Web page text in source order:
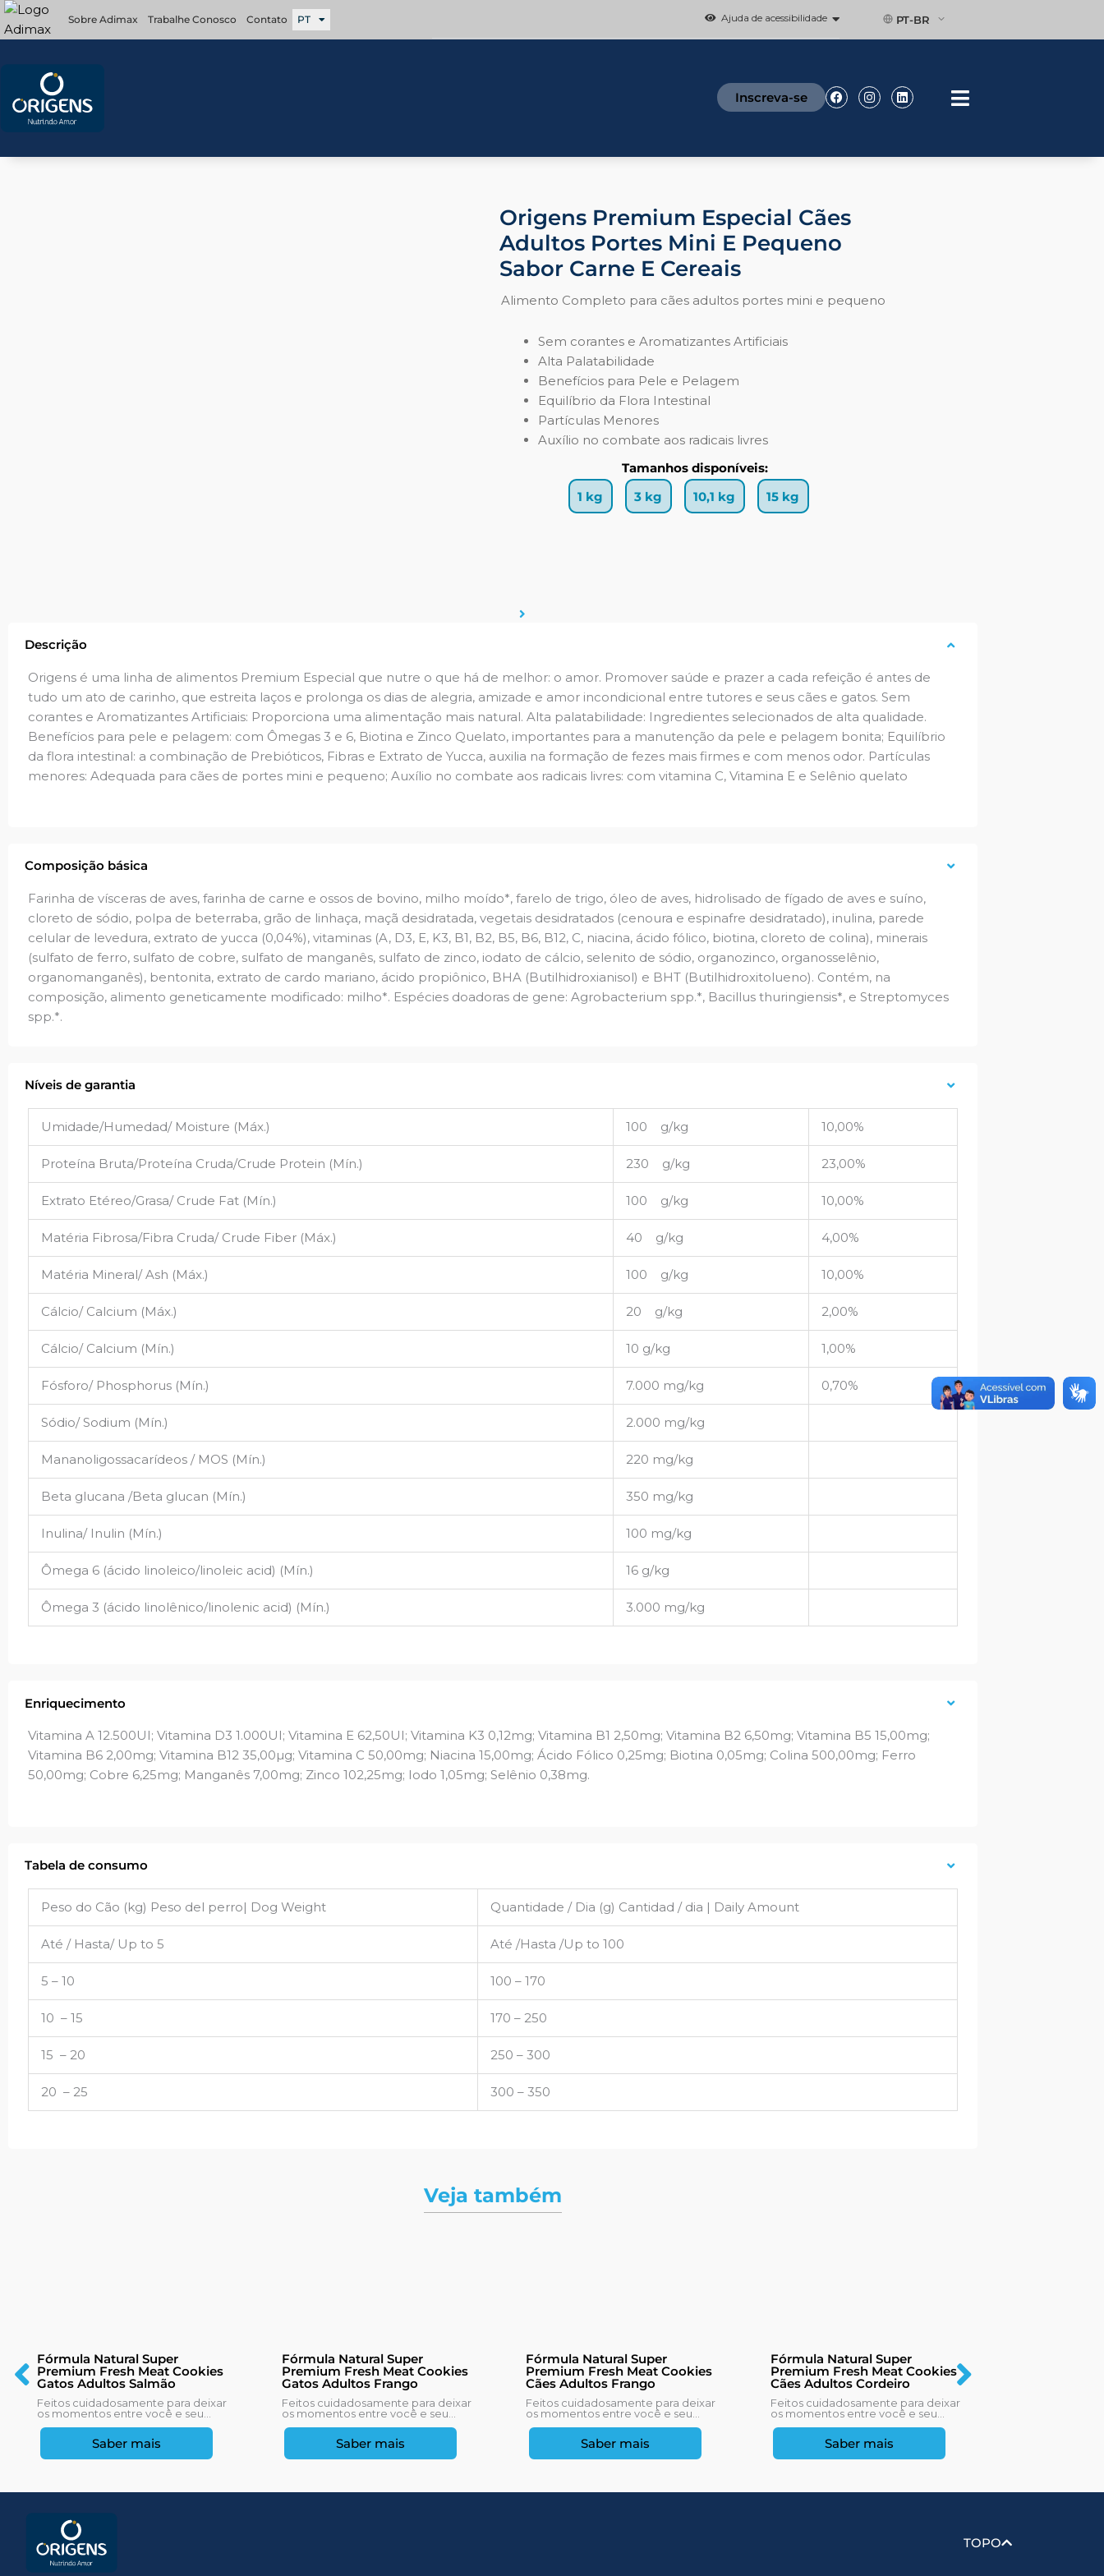
Ir
para
Sobre Adimax Trabalhe Conosco Contato PT Ajuda de acessibilidade PT-BR
Inscreva-se Facebook
InstagramLinkedin
Origens Premium Especial Cães
Adultos Portes Mini E Pequeno
Sabor Carne E Cereais
Alimento Completo para cães adultos portes mini e pequeno
Sem corantes e Aromatizantes Artificiais
Alta Palatabilidade
Benefícios para Pele e Pelagem
Equilíbrio da Flora Intestinal
Partículas Menores
Auxílio no combate aos radicais livres
Tamanhos disponíveis:
1 kg
3 kg 10,1 kg 15 kg
Descrição
Origens é uma linha de alimentos Premium Especial que nutre o que há de melhor: o amor. Promover saúde e prazer a cada refeição é antes de
tudo um ato de carinho, que estreita laços e prolonga os dias de alegria, amizade e amor incondicional entre tutores e seus cães e gatos. Sem
corantes e Aromatizantes Artificiais: Proporciona uma alimentação mais natural. Alta palatabilidade: Ingredientes selecionados de alta qualidade.
Benefícios para pele e pelagem: com Ômegas 3 e 6, Biotina e Zinco Quelato, importantes para a manutenção da pele e pelagem bonita; Equilíbrio
da flora intestinal: a combinação de Prebióticos, Fibras e Extrato de Yucca, auxilia na formação de fezes mais firmes e com menos odor. Partículas
menores: Adequada para cães de portes mini e pequeno; Auxílio no combate aos radicais livres: com vitamina C, Vitamina E e Selênio quelato
Composição básica
Farinha de vísceras de aves, farinha de carne e ossos de bovino, milho moído*, farelo de trigo, óleo de aves, hidrolisado de fígado de aves e suíno,
cloreto de sódio, polpa de beterraba, grão de linhaça, maçã desidratada, vegetais desidratados (cenoura e espinafre desidratado), inulina, parede
celular de levedura, extrato de yucca (0,04%), vitaminas (A, D3, E, K3, B1, B2, B5, B6, B12, C, niacina, ácido fólico, biotina, cloreto de colina), minerais
(sulfato de ferro, sulfato de cobre, sulfato de manganês, sulfato de zinco, iodato de cálcio, selenito de sódio, organozinco, organosselênio,
organomanganês), bentonita, extrato de cardo mariano, ácido propiônico, BHA (Butilhidroxianisol) e BHT (Butilhidroxitolueno). Contém, na
composição, alimento geneticamente modificado: milho*. Espécies doadoras de gene: Agrobacterium spp.*, Bacillus thuringiensis*, e Streptomyces
spp.*.
Níveis de garantia
Umidade/Humedad/ Moisture (Máx.) 100 g/kg 10,00%
Proteína Bruta/Proteína Cruda/Crude Protein (Mín.) 230 g/kg 23,00%
Extrato Etéreo/Grasa/ Crude Fat (Mín.) 100 g/kg 10,00%
Matéria Fibrosa/Fibra Cruda/ Crude Fiber (Máx.) 40 g/kg 4,00%
Matéria Mineral/ Ash (Máx.) 100 g/kg 10,00%
Cálcio/ Calcium (Máx.) 20 g/kg 2,00%
Cálcio/ Calcium (Mín.) 10 g/kg 1,00%
Fósforo/ Phosphorus (Mín.) 7.000 mg/kg 0,70%
Sódio/ Sodium (Mín.) 2.000 mg/kg
Mananoligossacarídeos / MOS (Mín.) 220 mg/kg
Beta glucana /Beta glucan (Mín.) 350 mg/kg
Inulina/ Inulin (Mín.) 100 mg/kg
Ômega 6 (ácido linoleico/linoleic acid) (Mín.) 16 g/kg
Ômega 3 (ácido linolênico/linolenic acid) (Mín.) 3.000 mg/kg
Enriquecimento
Vitamina A 12.500UI; Vitamina D3 1.000UI; Vitamina E 62,50UI; Vitamina K3 0,12mg; Vitamina B1 2,50mg; Vitamina B2 6,50mg; Vitamina B5 15,00mg;
Vitamina B6 2,00mg; Vitamina B12 35,00µg; Vitamina C 50,00mg; Niacina 15,00mg; Ácido Fólico 0,25mg; Biotina 0,05mg; Colina 500,00mg; Ferro
50,00mg; Cobre 6,25mg; Manganês 7,00mg; Zinco 102,25mg; Iodo 1,05mg; Selênio 0,38mg.
Tabela de consumo
Peso do Cão (kg) Peso del perro| Dog Weight Quantidade / Dia (g) Cantidad / dia | Daily Amount
Até / Hasta/ Up to 5 Até /Hasta /Up to 100
5 – 10 100 – 170
10 – 15 170 – 250
15 – 20 250 – 300
20 – 25 300 – 350
Veja também
Fórmula Natural Super
Premium Fresh Meat Cookies
Gatos Adultos Salmão
Feitos cuidadosamente para deixar
os momentos entre você e seu...
Saber mais
Fórmula Natural Super
Premium Fresh Meat Cookies
Gatos Adultos Frango
Feitos cuidadosamente para deixar
os momentos entre você e seu...
Saber mais
Fórmula Natural Super
Premium Fresh Meat Cookies
Cães Adultos Frango
Feitos cuidadosamente para deixar
os momentos entre você e seu...
Saber mais
Fórmula Natural Super
Premium Fresh Meat Cookies
Cães Adultos Cordeiro
Feitos cuidadosamente para deixar
os momentos entre você e seu...
Saber mais
TOPO